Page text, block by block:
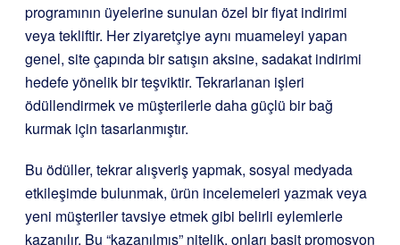
programının üyelerine sunulan özel bir fiyat indirimi
veya tekliftir. Her ziyaretçiye aynı muameleyi yapan
genel, site çapında bir satışın aksine, sadakat indirimi
hedefe yönelik bir teşviktir. Tekrarlanan işleri
ödüllendirmek ve müşterilerle daha güçlü bir bağ
kurmak için tasarlanmıştır.
Bu ödüller, tekrar alışveriş yapmak, sosyal medyada
etkileşimde bulunmak, ürün incelemeleri yazmak veya
yeni müşteriler tavsiye etmek gibi belirli eylemlerle
kazanılır. Bu “kazanılmış” nitelik, onları basit promosyon